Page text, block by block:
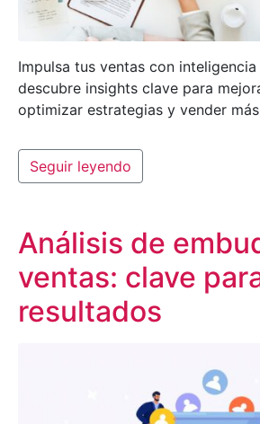
Impulsa tus ventas con
descubre insights clave para
optimizar estrategias y vender
Seguir leyendo
Análisis de
ventas: clave
resultados